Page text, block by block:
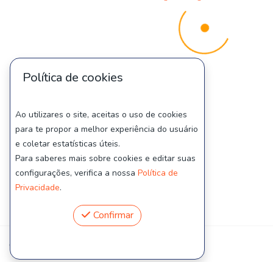
Política de cookies
Ao utilizares o site, aceitas o uso de cookies
para te propor a melhor experiência do usuário
e coletar estatísticas úteis.
Para saberes mais sobre cookies e editar suas
configurações, verifica a nossa Política de
Privacidade.
Confirmar
© PadelTeams 2026